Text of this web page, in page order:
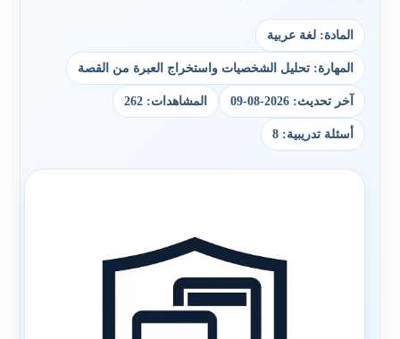
المادة: لغة عربية
المهارة: تحليل الشخصيات واستخراج العبرة من القصة
آخر تحديث: 2026-08-09 المشاهدات: 262
أسئلة تدريبية: 8